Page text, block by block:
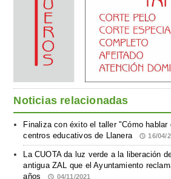
Noticias relacionadas
Finaliza con éxito el taller "Cómo hablar
centros educativos de Llanera
16/04/
La CUOTA da luz verde a la liberación
antigua ZAL que el Ayuntamiento
años
04/11/2021